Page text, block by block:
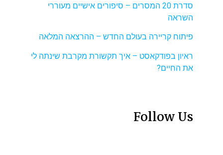
סדרת 20 המסרים – סיפורים אישיים מעוררי
השראה
פיתוח קריירה בעולם החדש – ההרצאה המלאה
ראיון בפודקאסט – איך תקשורת מקרבת שינתה לי
את החיים?
Follow Us